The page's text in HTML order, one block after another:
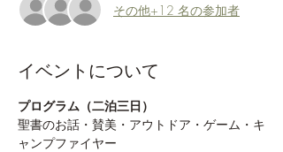
その他+12 名の参加者
イベントについて
プログラム（二泊三日）
聖書のお話・賛美・アウトドア・ゲーム・キ
ャンプファイヤー